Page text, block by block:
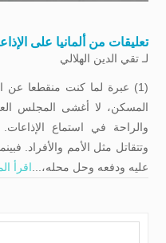
تعليقات من ألمانيا على
لـتقي الدين الهلالي
(1) عبرة لما كنت منقطعا عن
المسكن، لا أغشى المجلس
والراحة في استماع
وتتقاتل مثل الأمم والأفراد.
علیه ودفعه وحل محله،...اقرأ